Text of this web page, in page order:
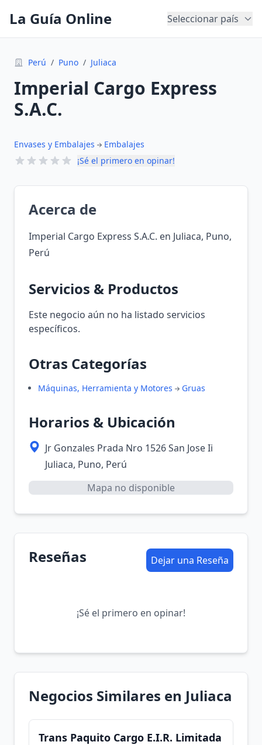
La Guía Online Seleccionar país
Perú / Puno / Juliaca
Imperial Cargo Express
S.A.C.
Envases y Embalajes
Embalajes
¡Sé el primero en opinar!
Acerca de
Imperial Cargo Express S.A.C. en Juliaca, Puno,
Perú
Servicios & Productos
Este negocio aún no ha listado servicios
específicos.
Otras Categorías
Máquinas, Herramienta y Motores Gruas
Horarios & Ubicación
Jr Gonzales Prada Nro 1526 San Jose Ii
Juliaca, Puno, Perú
Mapa no disponible
Reseñas Dejar una Reseña
¡Sé el primero en opinar!
Negocios Similares en Juliaca
Trans Paquito Cargo E.I.R. Limitada